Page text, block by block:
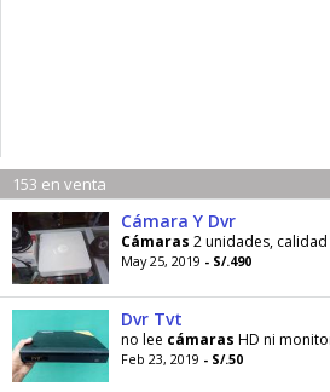
153 en venta
Cámara Y Dvr
Cámaras 2 unidades,
May 25, 2019 - S/.490
Dvr Tvt
no lee cámaras HD ni
Feb 23, 2019 - S/.50